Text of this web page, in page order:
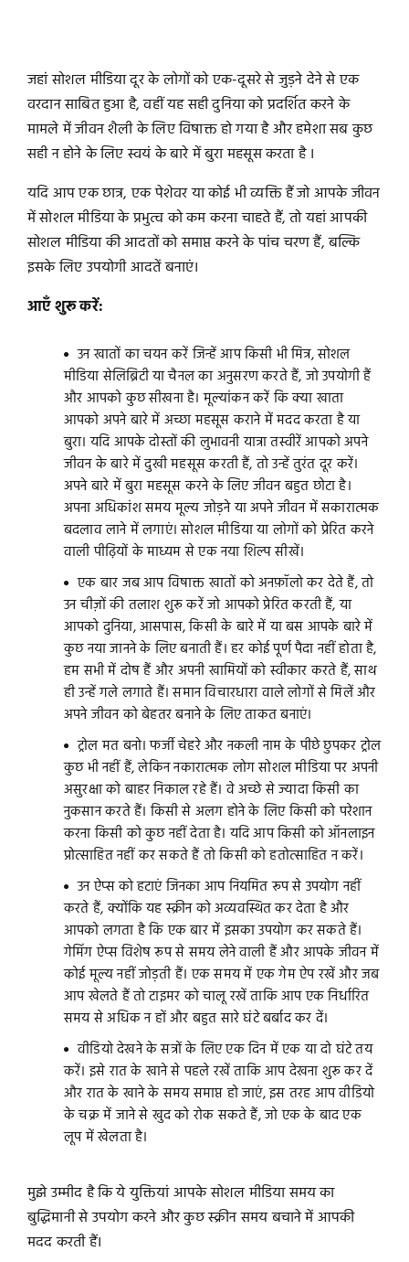
जहां सोशल मीडिया दूर के लोगों को एक-दूसरे से जुड़ने देने से एक
वरदान साबित हुआ है, वहीं यह सही दुनिया को प्रदर्शित करने के
मामले में जीवन शैली के लिए विषाक्त हो गया है और हमेशा सब कुछ
सही न होने के लिए स्वयं के बारे में बुरा महसूस करता है ।
यदि आप एक छात्र, एक पेशेवर या कोई भी व्यक्ति हैं जो आपके जीवन
में सोशल मीडिया के प्रभुत्व को कम करना चाहते हैं, तो यहां आपकी
सोशल मीडिया की आदतों को समाप्त करने के पांच चरण हैं, बल्कि
इसके लिए उपयोगी आदतें बनाएं।
आएँ शुरू करें:
उन खातों का चयन करें जिन्हें आप किसी भी मित्र, सोशल
मीडिया सेलिब्रिटी या चैनल का अनुसरण करते हैं, जो उपयोगी हैं
और आपको कुछ सीखना है। मूल्यांकन करें कि क्या खाता
आपको अपने बारे में अच्छा महसूस कराने में मदद करता है या
बुरा। यदि आपके दोस्तों की लुभावनी यात्रा तस्वीरें आपको अपने
जीवन के बारे में दुखी महसूस करती हैं, तो उन्हें तुरंत दूर करें।
अपने बारे में बुरा महसूस करने के लिए जीवन बहुत छोटा है।
अपना अधिकांश समय मूल्य जोड़ने या अपने जीवन में सकारात्मक
बदलाव लाने में लगाएं। सोशल मीडिया या लोगों को प्रेरित करने
वाली पीढ़ियों के माध्यम से एक नया शिल्प सीखें।
एक बार जब आप विषाक्त खातों को अनफ़ॉलो कर देते हैं, तो
उन चीज़ों की तलाश शुरू करें जो आपको प्रेरित करती हैं, या
आपको दुनिया, आसपास, किसी के बारे में या बस आपके बारे में
कुछ नया जानने के लिए बनाती हैं। हर कोई पूर्ण पैदा नहीं होता है,
हम सभी में दोष हैं और अपनी खामियों को स्वीकार करते हैं, साथ
ही उन्हें गले लगाते हैं। समान विचारधारा वाले लोगों से मिलें और
अपने जीवन को बेहतर बनाने के लिए ताकत बनाएं।
ट्रोल मत बनो। फर्जी चेहरे और नकली नाम के पीछे छुपकर ट्रोल
कुछ भी नहीं हैं, लेकिन नकारात्मक लोग सोशल मीडिया पर अपनी
असुरक्षा को बाहर निकाल रहे हैं। वे अच्छे से ज्यादा किसी का
नुकसान करते हैं। किसी से अलग होने के लिए किसी को परेशान
करना किसी को कुछ नहीं देता है। यदि आप किसी को ऑनलाइन
प्रोत्साहित नहीं कर सकते हैं तो किसी को हतोत्साहित न करें।
उन ऐप्स को हटाएं जिनका आप नियमित रूप से उपयोग नहीं
करते हैं, क्योंकि यह स्क्रीन को अव्यवस्थित कर देता है और
आपको लगता है कि एक बार में इसका उपयोग कर सकते हैं।
गेमिंग ऐप्स विशेष रूप से समय लेने वाली हैं और आपके जीवन में
कोई मूल्य नहीं जोड़ती हैं। एक समय में एक गेम ऐप रखें और जब
आप खेलते हैं तो टाइमर को चालू रखें ताकि आप एक निर्धारित
समय से अधिक न हों और बहुत सारे घंटे बर्बाद कर दें।
वीडियो देखने के सत्रों के लिए एक दिन में एक या दो घंटे तय
करें। इसे रात के खाने से पहले रखें ताकि आप देखना शुरू कर दें
और रात के खाने के समय समाप्त हो जाएं, इस तरह आप वीडियो
के चक्र में जाने से खुद को रोक सकते हैं, जो एक के बाद एक
लूप में खेलता है।
मुझे उम्मीद है कि ये युक्तियां आपके सोशल मीडिया समय का
बुद्धिमानी से उपयोग करने और कुछ स्क्रीन समय बचाने में आपकी
मदद करती हैं।